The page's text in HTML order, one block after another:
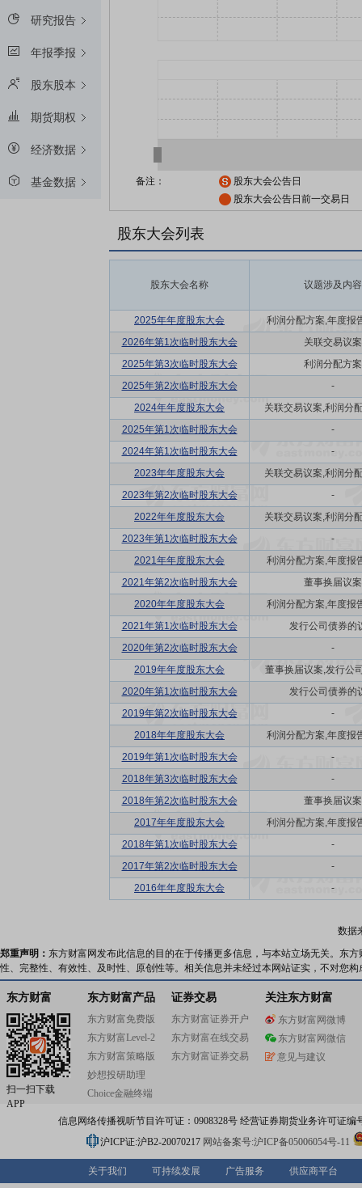
研究报告
年报季报
股东股本
期货期权
经济数据
基金数据 备注：
股东大会公告日
股东大会公告日前一交易日
股东大会列表
股东大会名称 议题涉及内容
2025年年度股东大会
利润分配方案,年度报
2026年第1次临时股东大会
关联交易议案
2025年第3次临时股东大会
利润分配方案
2025年第2次临时股东大会
-
2024年年度股东大会
关联交易议案,利润分
2025年第1次临时股东大会
-
2024年第1次临时股东大会
-
2023年年度股东大会
关联交易议案,利润分
2023年第2次临时股东大会
-
2022年年度股东大会
关联交易议案,利润分
2023年第1次临时股东大会
-
2021年年度股东大会
利润分配方案,年度报
2021年第2次临时股东大会
董事换届议案
2020年年度股东大会
利润分配方案,年度报
2021年第1次临时股东大会
发行公司债券的
2020年第2次临时股东大会
-
2019年年度股东大会
董事换届议案,发行公
2020年第1次临时股东大会
发行公司债券的
2019年第2次临时股东大会
-
2018年年度股东大会
利润分配方案,年度报
2019年第1次临时股东大会
-
2018年第3次临时股东大会
-
2018年第2次临时股东大会
董事换届议案
2017年年度股东大会
利润分配方案,年度报
2018年第1次临时股东大会
-
2017年第2次临时股东大会
-
2016年年度股东大会
-
数据
郑重声明： 东方财富网发布此信息的目的在于传播更多信息，与本站立场无关。东
性、完整性、有效性、及时性、原创性等。相关信息并未经过本网站证实，不对您
东方财富
扫一扫下载
APP
东方财富产品
东方财富免费版
东方财富Level-2
东方财富策略版
妙想投研助理
Choice金融终端
证券交易
东方财富证券开户
东方财富在线交易
东方财富证券交易
关注东方财富
东方财富网微博
东方财富网微信
意见与建议
信息网络传播视听节目许可证：0908328号 经营证券期货业务许可证编
沪ICP证:沪B2-20070217 网站备案号:沪ICP备05006054号-11
关于我们 可持续发展 广告服务 供应商平台